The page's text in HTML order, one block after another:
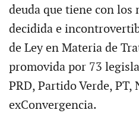
deuda que tiene con los
decidida e
de Ley en Materia de
promovida por 73
PRD, Partido Verde, PT,
exConvergencia.